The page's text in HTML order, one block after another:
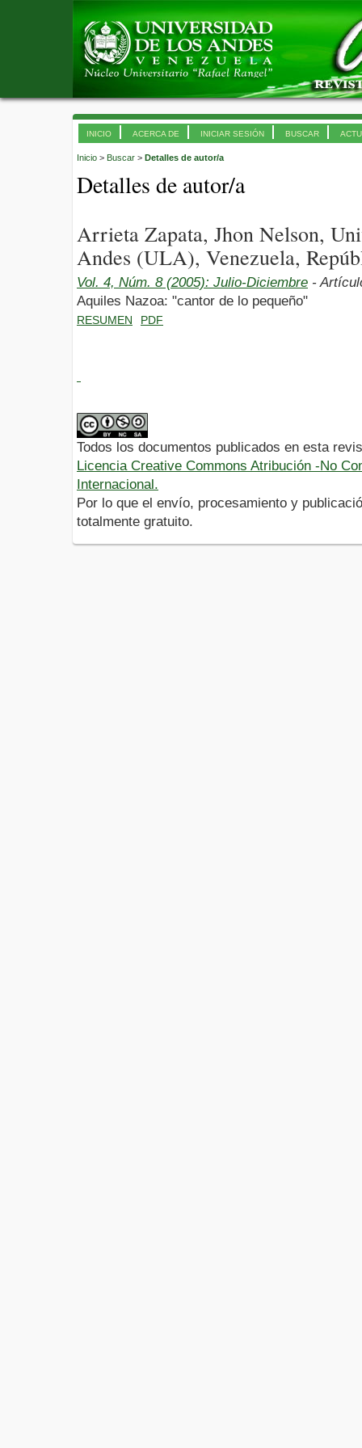
INICIO ACERCA DE INICIAR SESIÓN BUSCAR
Inicio > Buscar > Detalles de autor/a
Detalles de autor/a
Arrieta Zapata, Jhon Nelson,
Andes (ULA), Venezuela,
Vol. 4, Núm. 8 (2005): Julio-Diciembre -
Aquiles Nazoa: "cantor de lo pequeño"
RESUMEN PDF
Todos los documentos publicados en esta
Licencia Creative Commons Atribución -No
Internacional.
Por lo que el envío, procesamiento y
totalmente gratuito.